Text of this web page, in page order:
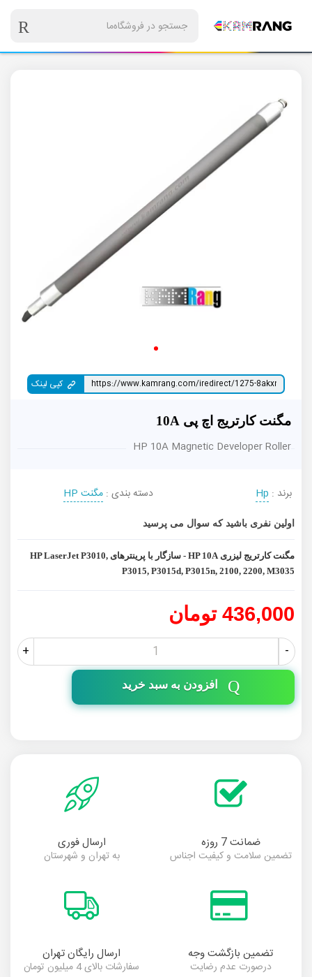
کپی لینک
مگنت کارتریج اچ پی 10A
HP 10A Magnetic Developer Roller
برند : Hp دسته بندی : مگنت HP
اولین نفری باشید که سوال می پرسید
مگنت کارتریج لیزری HP 10A - سازگار با پرینترهای HP LaserJet P3010,
P3015, P3015d, P3015n, 2100, 2200, M3035
436,000 تومان
-
+
افزودن به سبد خرید
ضمانت 7 روزه
تضمین سلامت و کیفیت اجناس
ارسال فوری
به تهران و شهرستان
تضمین بازگشت وجه
درصورت عدم رضایت
ارسال رایگان تهران
سفارشات بالای 4 میلیون تومان